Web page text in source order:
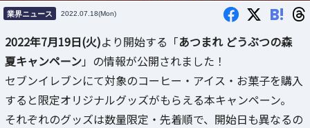
業界ニュース 2022.07.18(Mon) B!
2022年7月19日(火)より開始する「あつまれ どうぶつの森
夏キャンペーン」の情報が公開されました！
セブンイレブンにて対象のコーヒー・アイス・お菓子を購入
すると限定オリジナルグッズがもらえる本キャンペーン。
それぞれのグッズは数量限定・先着順で、開始日も異なるの